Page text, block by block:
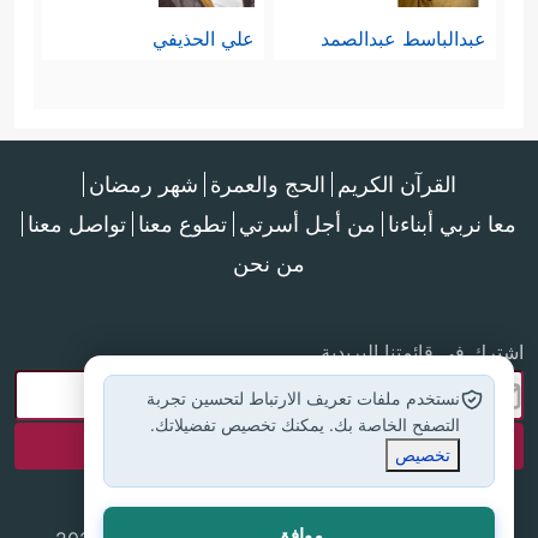
خالفها من أحكام شرعية وردت في
التوراة، وأنَّها أتمَّت النقص والنسيان
الذي حصل في التوراة بسبب طول
الزمن والتدخّل البشري في التحريف
والتبديل.
وعليه فإن القرآن هو كلام الله الذي ختم
به الرسالات، وجعله الله حاكمًا ومهيمنًا
عبدالباسط عبدالصمد علي الحذيفي
القرآن الكريم الحج والعمرة شهر رمضان
معا نربي أبناءنا من أجل أسرتي تطوع معنا تواصل معنا
من نحن
اشترك في قائمتنا البريدية
نستخدم ملفات تعريف الارتباط لتحسين تجربة
التصفح الخاصة بك. يمكنك تخصيص تفضيلاتك.
تخصيص